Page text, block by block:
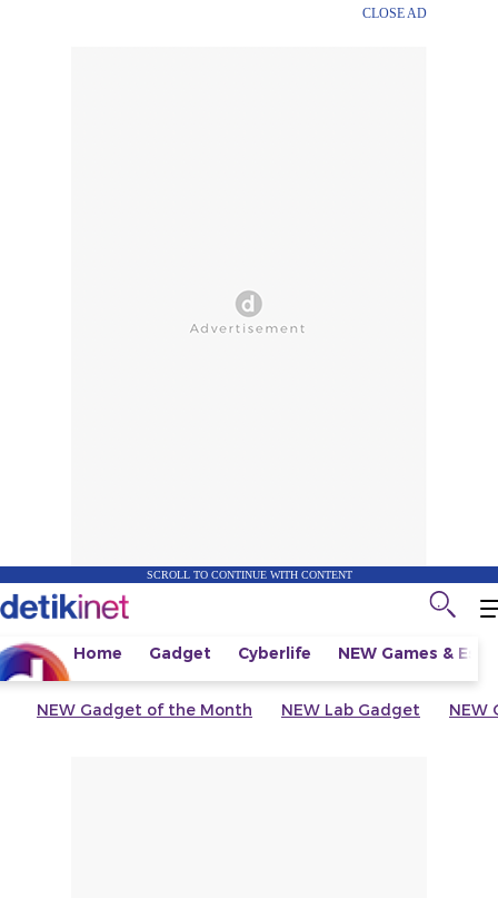
CLOSE AD
SCROLL TO CONTINUE WITH CONTENT
Home Gadget Cyberlife NEW Games &
NEW Gadget of the Month NEW Lab Gadget NEW